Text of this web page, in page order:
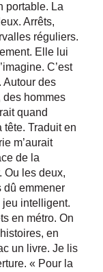
portable. La
Arrêts,
réguliers.
Elle lui
C’est
Autour des
des hommes
quand
tête. Traduit en
m’aurait
de la
Ou les deux,
dû emmener
jeu intelligent.
en métro. On
en
un livre. Je lis
« Pour la